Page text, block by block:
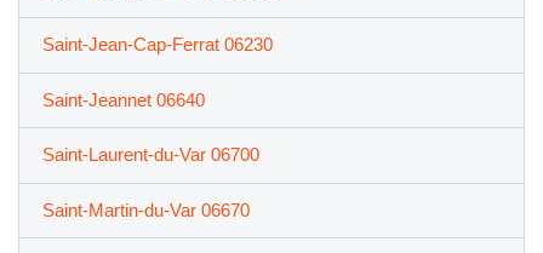
Saint-Jean-Cap-Ferrat 06230
Saint-Jeannet 06640
Saint-Laurent-du-Var 06700
Saint-Martin-du-Var 06670